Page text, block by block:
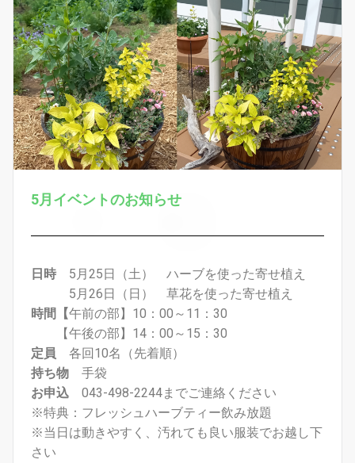
5月イベントのお知らせ
日時 5月25日（土） ハーブを使った寄せ植え
5月26日（日） 草花を使った寄せ植え
時間【午前の部】10：00～11：30
【午後の部】14：00～15：30
定員 各回10名（先着順）
持ち物 手袋
お申込 043-498-2244までご連絡ください
※特典：フレッシュハーブティー飲み放題
※当日は動きやすく、汚れても良い服装でお越し下
さい